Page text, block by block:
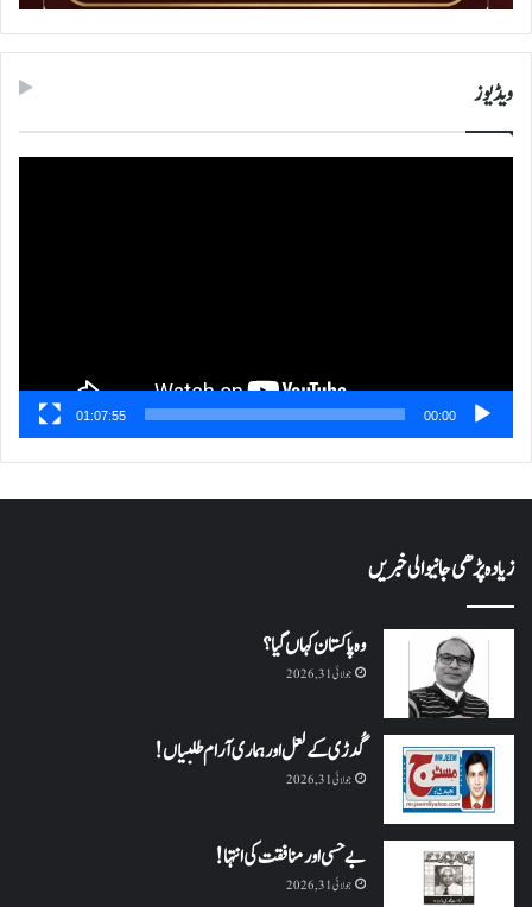
ویڈیوز
00:00
01:07:55
زیادہ پڑھی جانیوالی خبریں
وہ پاکستان کہاں گیا؟
جولائی 31, 2026
گُدڑی کے لعل اور ہماری آرام طلبیاں!
جولائی 31, 2026
بے حسی اور منافقت کی انتہا !
جولائی 31, 2026